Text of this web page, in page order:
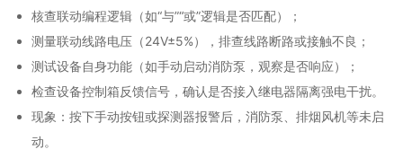
核查联动编程逻辑（如“与”“或”逻辑是否匹配）；
测量联动线路电压（24V±5%），排查线路断路或接触不良；
测试设备自身功能（如手动启动消防泵，观察是否响应）；
检查设备控制箱反馈信号，确认是否接入继电器隔离强电干扰。
现象：按下手动按钮或探测器报警后，消防泵、排烟风机等未启
动。